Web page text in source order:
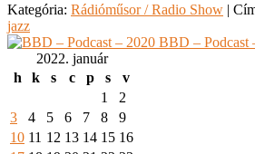
Kategória: Rádióműsor / Radio Show |
jazz
BBD – Podcast
2022. január
h
k s c p s
v
1
2
3
4 5 6 7 8
9
10 11 12 13 14 15 16